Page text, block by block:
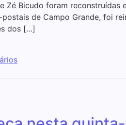
Zé Bicudo foram
de Campo Grande, foi
dos […]